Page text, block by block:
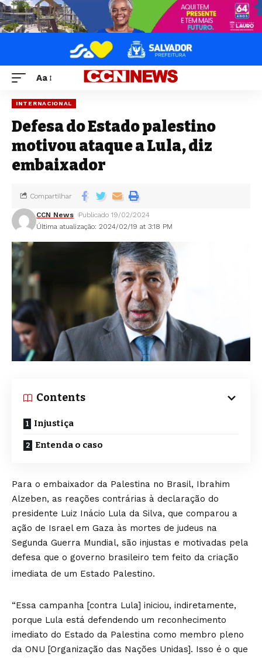
Aa
INTERNACIONAL
Defesa do Estado palestino
motivou ataque a Lula, diz
embaixador
Última atualização: 2024/02/19 at 3:18 PM
CCN News Publicado 19/02/2024
Compartilhar
Contents
Injustiça
Entenda o caso
Para o embaixador da Palestina no Brasil, Ibrahim
Alzeben, as reações contrárias à declaração do
presidente Luiz Inácio Lula da Silva, que comparou a
ação de Israel em Gaza às mortes de judeus na
Segunda Guerra Mundial, são injustas e motivadas pela
defesa que o governo brasileiro tem feito da criação
imediata de um Estado Palestino.
“Essa campanha [contra Lula] iniciou, indiretamente,
porque Lula está defendendo um reconhecimento
imediato do Estado da Palestina como membro pleno
da ONU [Organização das Nações Unidas]. Isso é o que